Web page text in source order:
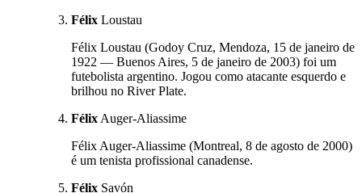
Félix Loustau
Félix Loustau (Godoy Cruz, Mendoza, 15 de janeiro de
1922 — Buenos Aires, 5 de janeiro de 2003) foi um
futebolista argentino. Jogou como atacante esquerdo e
brilhou no River Plate.
Félix Auger-Aliassime
Félix Auger-Aliassime (Montreal, 8 de agosto de 2000)
é um tenista profissional canadense.
Félix Savón